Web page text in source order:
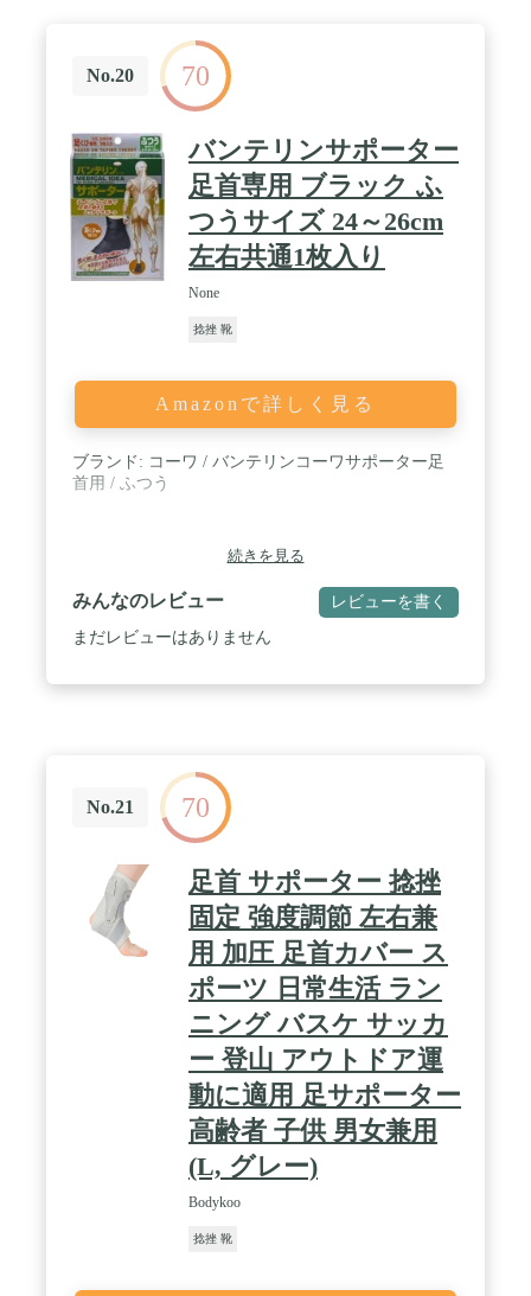
No.20 70
バンテリンサポーター
足首専用 ブラック ふ
つうサイズ 24～26cm
左右共通1枚入り
None
捻挫 靴
Amazonで詳しく見る
ブランド: コーワ / バンテリンコーワサポーター足
首用 / ふつう
続きを見る
みんなのレビュー レビューを書く
まだレビューはありません
No.21 70
足首 サポーター 捻挫
固定 強度調節 左右兼
用 加圧 足首カバー ス
ポーツ 日常生活 ラン
ニング バスケ サッカ
ー 登山 アウトドア運
動に適用 足サポーター
高齢者 子供 男女兼用
(L, グレー)
Bodykoo
捻挫 靴